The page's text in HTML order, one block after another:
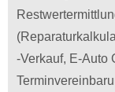
-Verkauf, E-Auto